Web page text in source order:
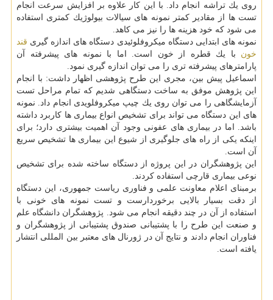
روی یك تراشه انجام داد. با این كار علاوه بر افزایش سرعت انجام
تست ها از مقادیر كمتر نمونه های سیالات بیولوژیك كمتری استفاده
می شود كه خود هزینه ها را نیز می كاهد.
نمونه های ابتدایی دستگاه میكروفلوئیدی دستگاه های اندازه گیری قند
خون با یك قطره از خون است. اما با نمونه های پیشرفته آن
پارامترهای پیشرفته تری را می توان اندازه گیری نمود.
اسماعیل پیش بین، مجری این طرح پژوهشی اظهار داشت: با انجام
این پژوهش موفق به ساخت دستگاهی شدیم كه تمام مراحل تست
آزمایشگاهی را می توان روی یك چیپ میكروفلویدی انجام داد. نمونه
های این دستگاه می تواند برای تشخیص انواع بیماری ها كاربرد داشته
باشد. اما در بیماری های عفونی وجود آن اهمیت بیشتری دارد؛ برای
اینكه یكی از راه های جلوگیری از شیوع این بیماری ها تشخیص سریع
آن است.
این پژوهشگران در این پروژه از دستگاه ساخته شده برای تشخیص
نوعی بیماری قارچی استفاده كردند.
برمبنای اعلام معاونت علمی و فناوری ریاست جمهوری، این دستگاه
از دقت بسیار بالایی برخوردارست و تست نمونه های خونی با
استفاده از آن در چند دقیقه انجام می شود. پژوهشگران دانشگاه علم
و صنعت این طرح را با پشتیبانی صندوق پشتیبانی از پژوهشگران و
فناوران انجام دادند و نتایج آن در ژورنال های معتبر بین المللی انتشار
یافته است.